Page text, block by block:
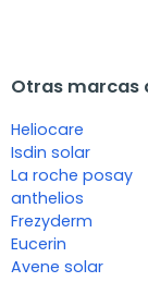
Otras marcas
Heliocare
Isdin solar
La roche posay
anthelios
Frezyderm
Eucerin
Avene solar